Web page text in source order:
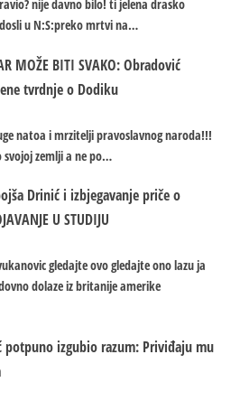
nije davno bilo! ti jelena drasko
u N:S:preko mrtvi na…
MOŽE BITI SVAKO: Obradović
tvrdnje o Dodiku
natoa i mrzitelji pravoslavnog naroda!!!
svojoj zemlji a ne po…
Drinić i izbjegavanje priče o
U STUDIJU
gledajte ovo gledajte ono lazu ja
dolaze iz britanije amerike
potpuno izgubio razum: Priviđaju mu